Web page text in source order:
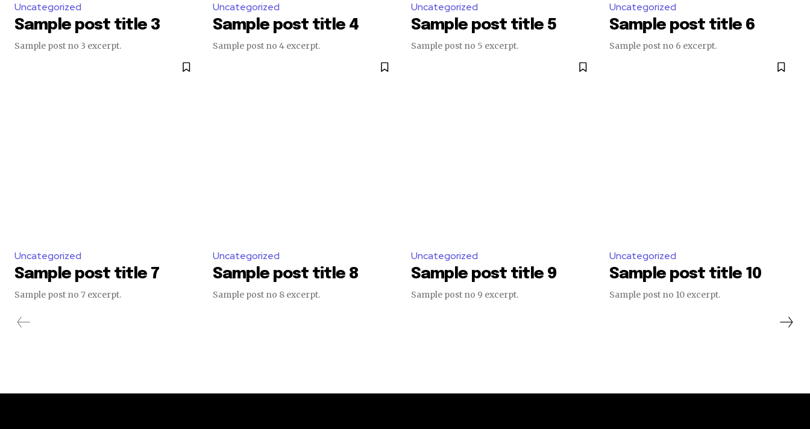
Uncategorized
Sample post title 3
Sample post no 3 excerpt.
Uncategorized
Sample post title 4
Sample post no 4 excerpt.
Uncategorized
Sample post title 5
Sample post no 5 excerpt.
Uncategorized
Sample post title 6
Sample post no 6 excerpt.
Uncategorized
Sample post title 7
Sample post no 7 excerpt.
Uncategorized
Sample post title 8
Sample post no 8 excerpt.
Uncategorized
Sample post title 9
Sample post no 9 excerpt.
Uncategorized
Sample post title 10
Sample post no 10 excerpt.